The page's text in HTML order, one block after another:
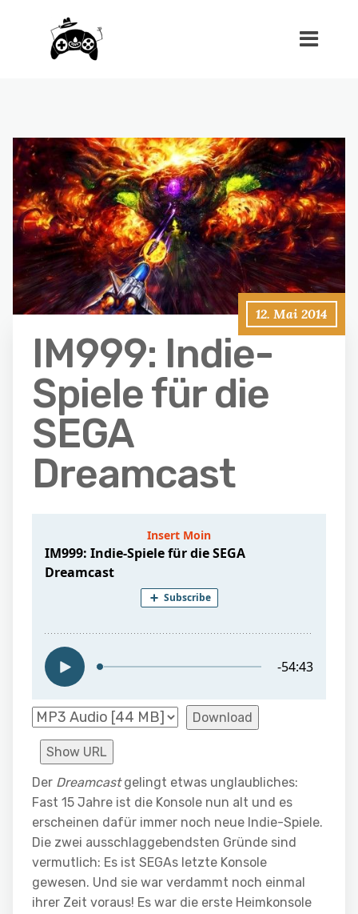
12. Mai 2014
IM999: Indie-
Spiele für die
SEGA
Dreamcast
Download
Show URL
Der Dreamcastgelingt etwas unglaubliches:
Fast 15 Jahre ist die Konsole nun alt und es
erscheinen dafür immer noch neue Indie-Spiele.
Die zwei ausschlaggebendsten Gründe sind
vermutlich: Es ist SEGAs letzte Konsole
gewesen. Und sie war verdammt noch einmal
ihrer Zeit voraus! Es war die erste Heimkonsole